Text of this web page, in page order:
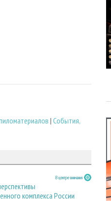
| События,
В центре внимания
комплекса России